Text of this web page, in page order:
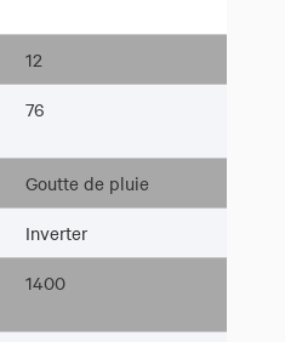
12
76
Goutte de pluie
Inverter
1400